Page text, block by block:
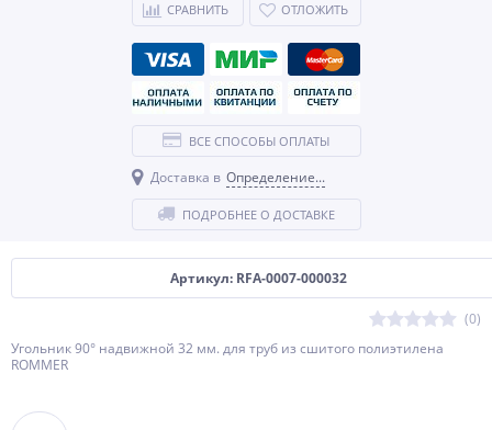
Артикул: RFA-0007-000032
(0)
Угольник 90° надвижной 32 мм. для труб из сшитого полиэтилена
ROMMER
СРАВНИТЬ ОТЛОЖИТЬ
ВСЕ СПОСОБЫ ОПЛАТЫ
Доставка в Определение...
ПОДРОБНЕЕ О ДОСТАВКЕ